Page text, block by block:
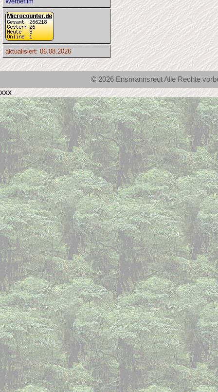
aktualisiert: 06.08.2026
© 2026 Ensmannsreut Alle Rechte
xxx